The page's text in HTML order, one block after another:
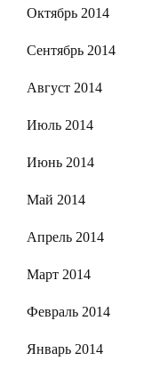
Октябрь 2014
Сентябрь 2014
Август 2014
Июль 2014
Июнь 2014
Май 2014
Апрель 2014
Март 2014
Февраль 2014
Январь 2014